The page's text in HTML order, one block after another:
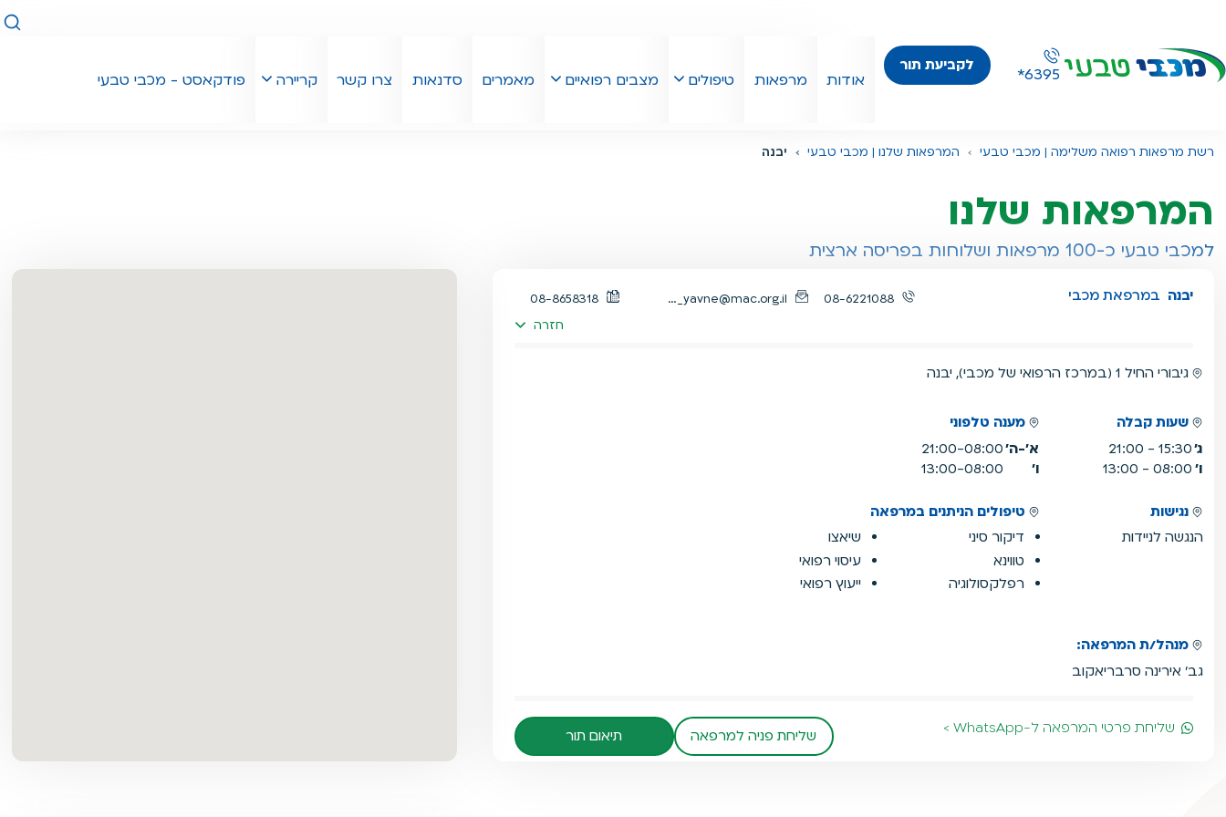
*6395 לקביעת תור
אודות מרפאות טיפולים מצבים רפואיים מאמרים סדנאות צרו קשר קריירה פודקאסט - מכבי טבעי
רשת מרפאות רפואה משלימה | מכבי טבעי המרפאות שלנו | מכבי טבעי יבנה
המרפאות שלנו
למכבי טבעי כ-100 מרפאות ושלוחות בפריסה ארצית
יבנה במרפאת מכבי 08-6221088
08-8658318
חזרה
גיבורי החיל 1 (במרכז הרפואי של מכבי), יבנה
שעות קבלה
ג'15:30 - 21:00
ו' 08:00 - 13:00
מענה טלפוני
א'-ה'21:00-08:00
ו'
13:00-08:00
נגישות
הנגשה לניידות
טיפולים הניתנים במרפאה
דיקור סיני
טווינא
רפלקסולוגיה
שיאצו
עיסוי רפואי
ייעוץ רפואי
מנהל/ת המרפאה:
גב' אירינה סרבריאקוב
שליחת פרטי המרפאה ל-WhatsApp > שליחת פניה למרפאה תיאום תור
התוכן הבא מסוג מפה, תוכן זה אינו תוכן נגיש, דלג